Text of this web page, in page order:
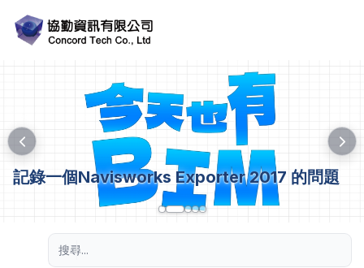
記錄一個Navisworks Exporter 2017 的問題